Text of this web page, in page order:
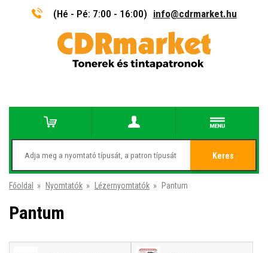
(Hé - Pé: 7:00 - 16:00) info@cdrmarket.hu
Keres
Főoldal » Nyomtatók » Lézernyomtatók » Pantum
Pantum